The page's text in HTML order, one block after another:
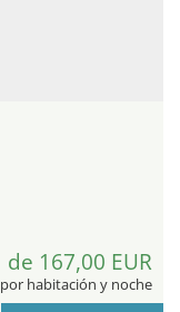
de 167,00 EUR
por habitación y noche